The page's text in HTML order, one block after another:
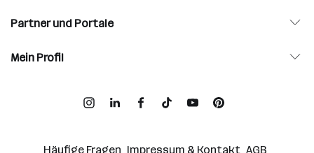
Partner und Portale
Mein Profil
Häufige Fragen Impressum & Kontakt AGB